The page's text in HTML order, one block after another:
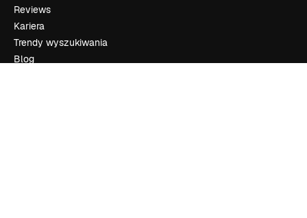
Reviews
Kariera
Trendy wyszukiwania
Blog